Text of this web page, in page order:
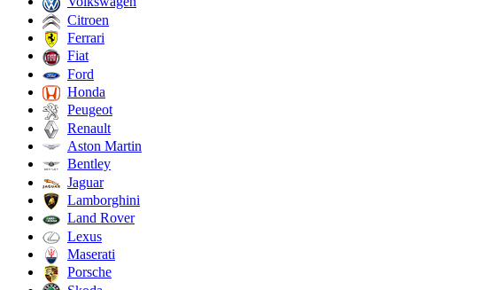
Citroen
Ferrari
Fiat
Ford
Honda
Peugeot
Renault
Aston Martin
Bentley
Jaguar
Lamborghini
Land Rover
Lexus
Maserati
Porsche